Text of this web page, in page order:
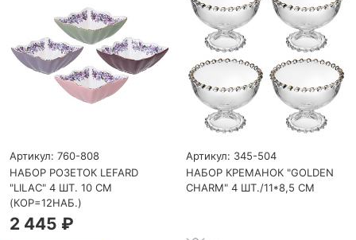
Артикул: 760-808
НАБОР РОЗЕТОК LEFARD
"LILAC" 4 ШТ. 10 СМ
(КОР=12НАБ.)
2 445 ₽
Артикул: 345-504
НАБОР КРЕМАНОК "GOLDEN
CHARM" 4 ШТ./11*8,5 СМ